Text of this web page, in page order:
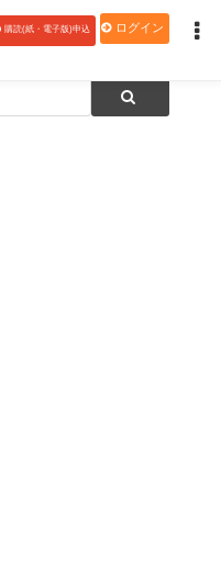
購読(紙・電子版)申込 ログイン